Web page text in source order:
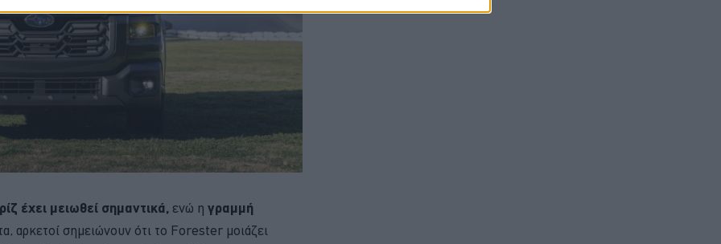
έχει μειωθεί σημαντικά, ενώ η γραμμή
αρκετοί σημειώνουν ότι το Forester μοιάζει